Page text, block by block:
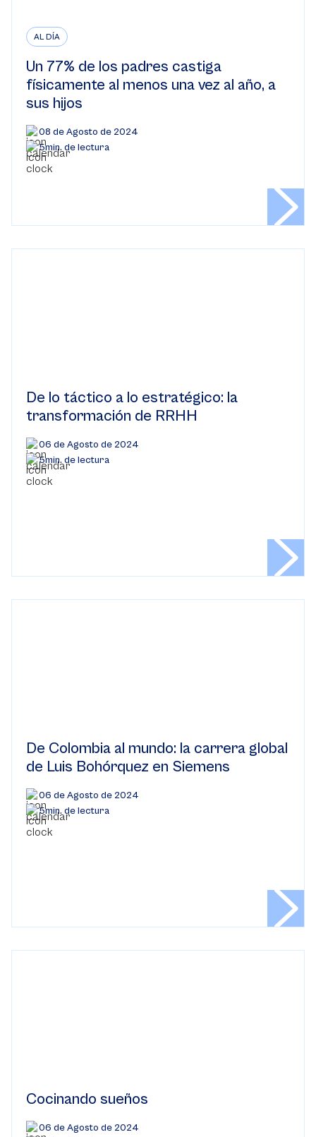
AL DÍA
Un 77% de los padres castiga
físicamente al menos una vez al año, a
sus hijos
08 de Agosto de 2024
5min. de lectura
De lo táctico a lo estratégico: la
transformación de RRHH
06 de Agosto de 2024
5min. de lectura
De Colombia al mundo: la carrera global
de Luis Bohórquez en Siemens
06 de Agosto de 2024
5min. de lectura
Cocinando sueños
06 de Agosto de 2024